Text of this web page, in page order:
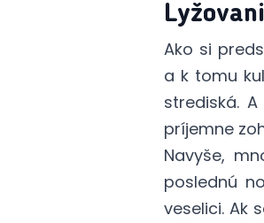
Ako si
a k tomu
strediská.
príjemne
Navyše,
poslednú
veselici. Ak